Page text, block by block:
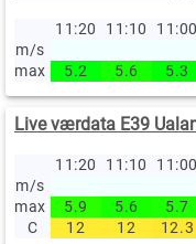
11:20 11:10 11:00
m/s
max
5.2 5.6 5.3
Live værdata E39
11:20 11:10 11:00
m/s
max
5.9 5.6 5.7
C
12 12 12.3